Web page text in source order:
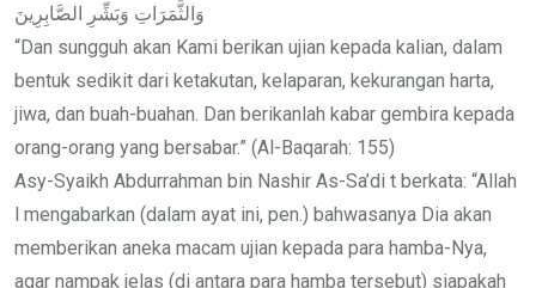
وَالثَّمَرَاتِ وَبَشِّرِ الصَّابِرِينَ
“Dan sungguh akan Kami berikan ujian kepada kalian, dalam
bentuk sedikit dari ketakutan, kelaparan, kekurangan harta,
jiwa, dan buah-buahan. Dan berikanlah kabar gembira kepada
orang-orang yang bersabar.” (Al-Baqarah: 155)
Asy-Syaikh Abdurrahman bin Nashir As-Sa’di t berkata: “Allah
l mengabarkan (dalam ayat ini, pen.) bahwasanya Dia akan
memberikan aneka macam ujian kepada para hamba-Nya,
agar nampak jelas (di antara para hamba tersebut) siapakah